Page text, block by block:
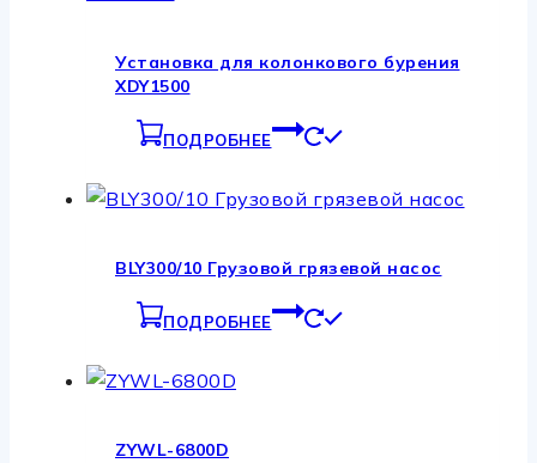
Установка для колонкового бурения
XDY1500
ПОДРОБНЕЕ
BLY300/10 Грузовой грязевой насос
ПОДРОБНЕЕ
ZYWL-6800D